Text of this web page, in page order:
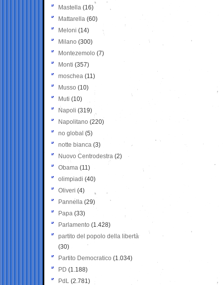
Mastella (16)
Mattarella (60)
Meloni (14)
Milano (300)
Montezemolo (7)
Monti (357)
moschea (11)
Musso (10)
Muti (10)
Napoli (319)
Napolitano (220)
no global (5)
notte bianca (3)
Nuovo Centrodestra (2)
Obama (11)
olimpiadi (40)
Oliveri (4)
Pannella (29)
Papa (33)
Parlamento (1.428)
partito del popolo della libertà
(30)
Partito Democratico (1.034)
PD (1.188)
PdL (2.781)